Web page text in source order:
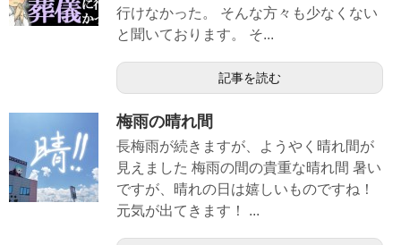
行けなかった。 そんな方々も少なくない
と聞いております。 そ...
記事を読む
梅雨の晴れ間
長梅雨が続きますが、ようやく晴れ間が
見えました 梅雨の間の貴重な晴れ間 暑い
ですが、晴れの日は嬉しいものですね！
元気が出てきます！ ...